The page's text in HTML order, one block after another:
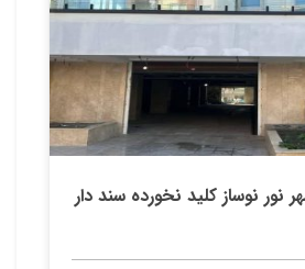
نور نوساز کلید نخورده سند دار